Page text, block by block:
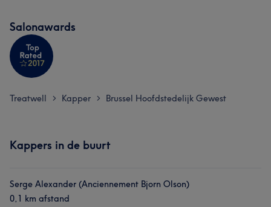
Salonawards
Treatwell > Kapper > Brussel Hoofdstedelijk Gewest
Kappers in de buurt
Serge Alexander (Anciennement Bjorn Olson)
0,1 km afstand